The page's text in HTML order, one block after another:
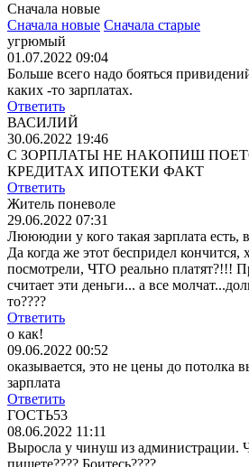
Сначала новые
Сначала новые Сначала старые
угрюмый
01.07.2022 09:04
Больше всего надо бояться
каких -то зарплатах.
Ответить
ВАСИЛИЙ
30.06.2022 19:46
С ЗОРПЛАТЫ НЕ НАКОПИШ
КРЕДИТАХ ИПОТЕКИ ФАКТ
Ответить
Житель поневоле
29.06.2022 07:31
Люююдии у кого такая зарплата есть,
Да когда же этот беспридел кончится,
посмотрели, ЧТО реально платят?!!!
считает эти деньги... а все
то????
Ответить
о как!
09.06.2022 00:52
оказывается, это не цены до потолка
зарплата
Ответить
ГОСТЬ53
08.06.2022 11:11
Выросла у чинуш из администрации.